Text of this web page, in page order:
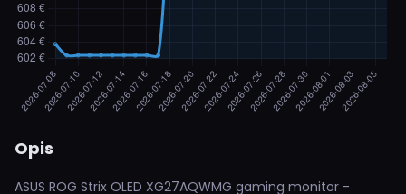
Opis
ASUS ROG Strix OLED XG27AQWMG gaming monitor -